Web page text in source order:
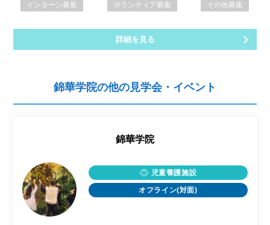
インターン募集
ボランティア募集 その他募集
詳細を見る
錦華学院の他の見学会・イベント
錦華学院
児童養護施設
オフライン(対面)